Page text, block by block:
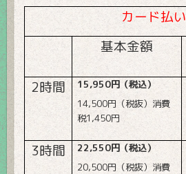
カード払い
基本金額
2時間 15,950円（税込）
14,500円（税抜）消費
税1,450円
3時間 22,550円（税込）
20,500円（税抜）消費